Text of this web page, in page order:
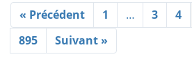
« Précédent 1 … 3 4
895
Suivant »